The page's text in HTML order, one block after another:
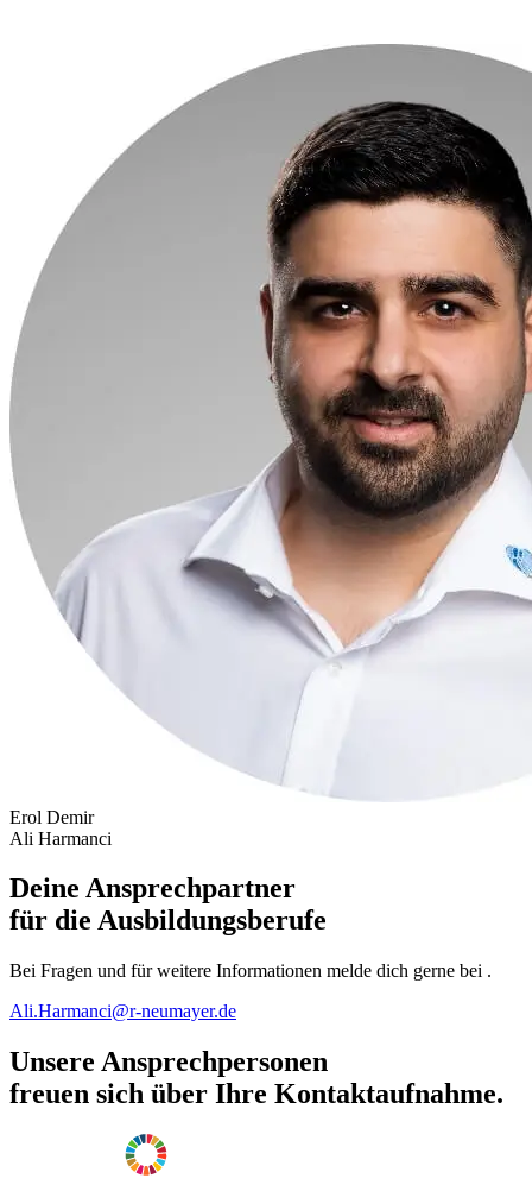
Erol Demir
Ali Harmanci
Deine Ansprechpartner
für die Ausbildungsberufe
Bei Fragen und für weitere Informationen melde dich gerne bei .
Ali.Harmanci@r-neumayer.de
Unsere Ansprechpersonen
freuen sich über Ihre Kontaktaufnahme.